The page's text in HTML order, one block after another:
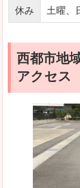
休み 土曜、
西都市地
アクセス